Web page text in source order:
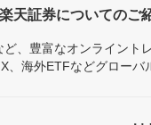
天証券についてのご
ど、豊富なオンライント
、海外ETFなどグローバ